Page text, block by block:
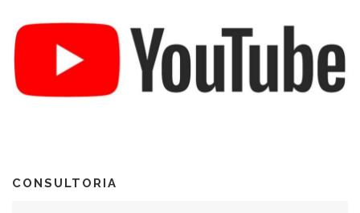
CONSULTORIA